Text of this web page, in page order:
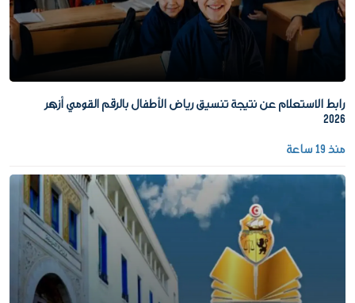
رابط الاستعلام عن نتيجة تنسيق رياض الأطفال بالرقم القومي أزهر
2026
منذ 19 ساعة